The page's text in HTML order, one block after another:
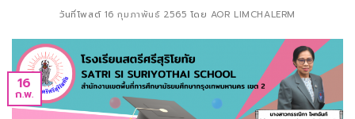
วันที่โพสต์ 16 กุมภาพันธ์ 2565 โดย AOR LIMCHALERM
16
ก.พ.